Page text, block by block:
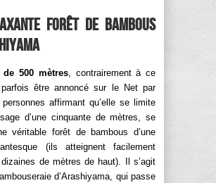
forêt de bambous
de 500 mètres, contrairement à ce
être annoncé sur le Net par
affirmant qu’elle se limite
d’une cinquante de mètres, se
véritable forêt de bambous d’une
(ils atteignent facilement
de mètres de haut). Il s’agit
d’Arashiyama, qui passe